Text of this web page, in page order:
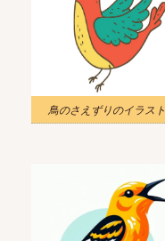
鳥のさえずりのイラスト